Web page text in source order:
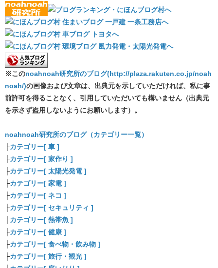
※このnoahnoah研究所のブログ(http://plaza.rakuten.co.jp/noah
noah/)の画像および文章は、出典元を示していただければ、私に事
前許可を得ることなく、引用していただいても構いません（出典元
を示さず盗用しないようにお願いします）。
noahnoah研究所のブログ（カテゴリー一覧）
├カテゴリー[ 車 ]
├カテゴリー[ 家作り ]
├カテゴリー[ 太陽光発電 ]
├カテゴリー[ 家電 ]
├カテゴリー[ ネコ ]
├カテゴリー[ セキュリティ ]
├カテゴリー[ 熱帯魚 ]
├カテゴリー[ 健康 ]
├カテゴリー[ 食べ物・飲み物 ]
├カテゴリー[ 旅行・観光 ]